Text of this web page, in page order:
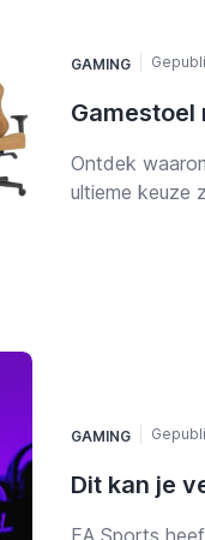
GAMING
Gamestoel
Ontdek
ultieme keuze
GAMING
Dit kan je
EA Sports